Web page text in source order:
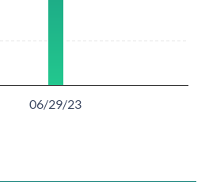
06/29/23